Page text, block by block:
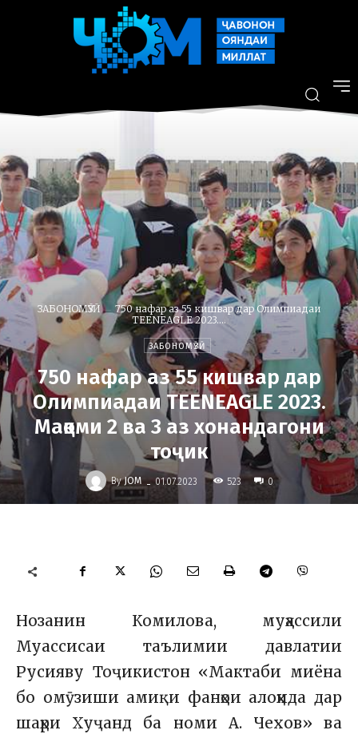
ЗАБОНОМӮЗӢ
750 нафар аз 55 кишвар дар Олимпиадаи
TEENEAGLE 2023....
ЗАБОНОМӮЗӢ
750 нафар аз 55 кишвар дар
Олимпиадаи TEENEAGLE 2023.
Мақоми 2 ва 3 аз хонандагони
тоҷик
By JOM - 01.07.2023 523 0
Нозанин Комилова, муҳассили
Муассисаи таълимии давлатии
Русияву Тоҷикистон «Мактаби миёна
бо омӯзиши амиқи фанҳои алоҳида дар
шаҳри Хуҷанд ба номи А. Чехов» ва